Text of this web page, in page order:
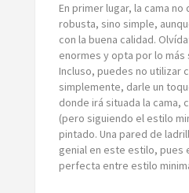
En primer lugar, la cama
robusta, sino simple,
con la buena calidad.
enormes y opta por lo más
Incluso, puedes no utilizar
simplemente, darle un
donde irá situada la cama,
(pero siguiendo el estilo
pintado. Una pared de
genial en este estilo, pues
perfecta entre estilo